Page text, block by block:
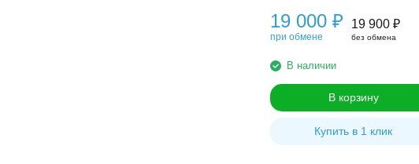
19 000 ₽
при обмене
19 900 ₽
без обмена
В наличии
В корзину
Купить в 1 клик